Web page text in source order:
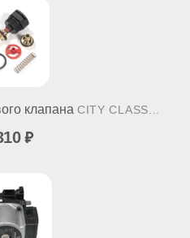
клапана CITY CLASS...